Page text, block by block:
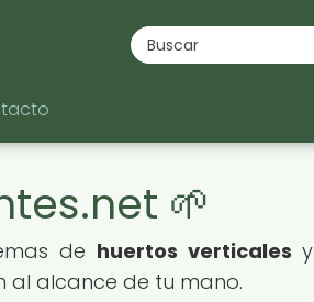
🌱
de huertos verticales y
al alcance de tu mano.